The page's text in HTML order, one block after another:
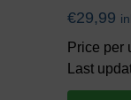
€29,99
Price per
Last